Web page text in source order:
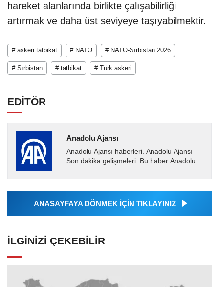
hareket alanlarında birlikte çalışabilirliği
artırmak ve daha üst seviyeye taşıyabilmektir.
# askeri tatbikat # NATO # NATO-Sırbistan 2026
# Sırbistan # tatbikat # Türk askeri
EDİTÖR
Anadolu Ajansı
Anadolu Ajansı haberleri. Anadolu Ajansı
Son dakika gelişmeleri. Bu haber Anadolu
Ajansı tarafından...
ANASAYFAYA DÖNMEK İÇİN TIKLAYINIZ
İLGINIZI ÇEKEBILIR